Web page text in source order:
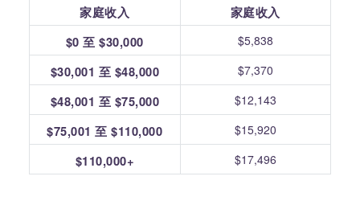
家庭收入 家庭收入
$0 至 $30,000 $5,838
$30,001 至 $48,000 $7,370
$48,001 至 $75,000 $12,143
$75,001 至 $110,000 $15,920
$110,000+ $17,496